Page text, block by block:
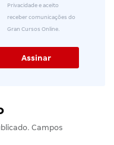
Privacidade e aceito
receber comunicações do
Gran Cursos Online.
Campos